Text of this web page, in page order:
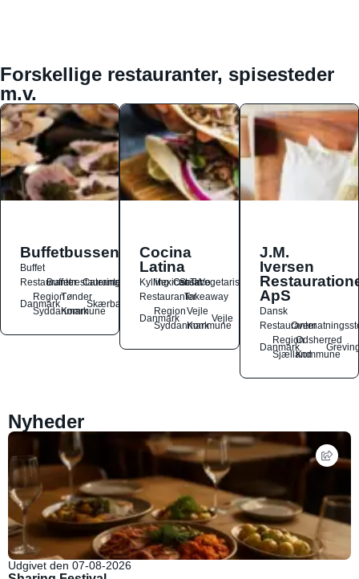
Forskellige restauranter, spisesteder
m.v.
Buffetbussen
Buffet
Restauranter
Buffetrestauranter
Catering
Danmark
Region
Syddanmark
Tønder
Kommune
Skærbæk
Cocina
Latina
Kylling
Mexicansk
OstSalat
TacoVegetarisk
RestauranterTakeaway
Danmark
Region
Syddanmark
Vejle
Kommune
Vejle
J.M.
Iversen
ApS
Dansk
Restauranter
Danmark
Region
Sjælland
Odsherred
Kommune
Nyheder
Udgivet den 07-08-2026